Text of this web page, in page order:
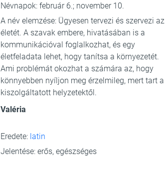
Névnapok: február 6.; november 10.
A név elemzése: Ügyesen tervezi és szervezi az
életét. A szavak embere, hivatásában is a
kommunikációval foglalkozhat, és egy
életfeladata lehet, hogy tanítsa a környezetét.
Ami problémát okozhat a számára az, hogy
könnyebben nyíljon meg érzelmileg, mert tart a
kiszolgáltatott helyzetektől.
Valéria
Eredete: latin
Jelentése: erős, egészséges